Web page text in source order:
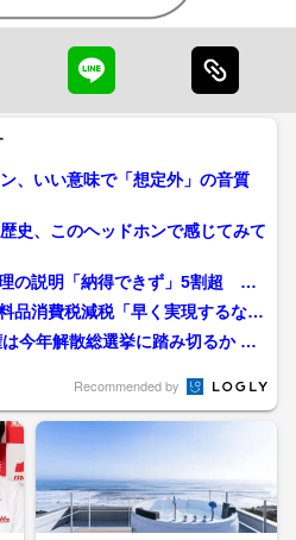
、いい意味で「想定外」の音質
史、このヘッドホンで感じてみて
の説明「納得できず」5割超 秘
消費税減税「早く実現するなら
今年解散総選挙に踏み切るか 富
Recommended by